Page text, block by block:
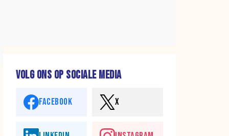
VOLG ONS OP SOCIALE MEDIA
FACEBOOK X